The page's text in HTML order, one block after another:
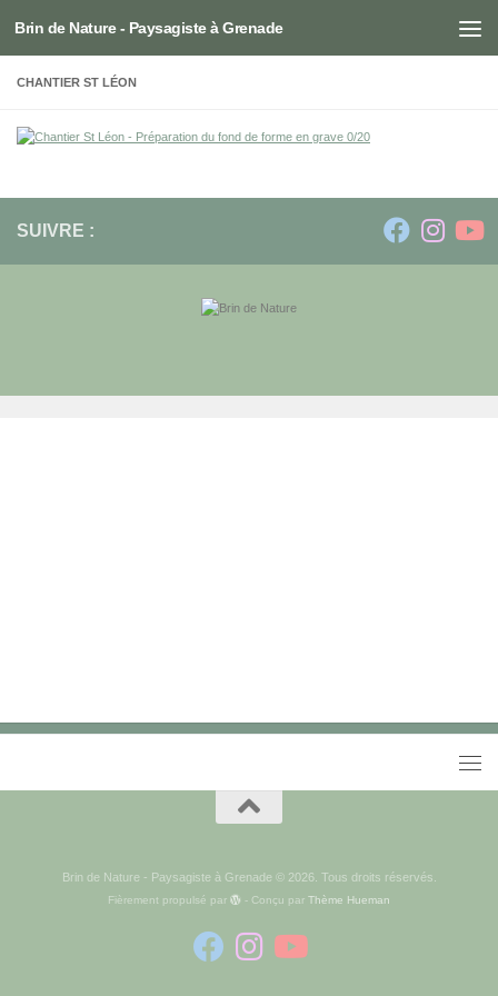
Skip to content
Brin de Nature - Paysagiste à Grenade
CHANTIER ST LÉON
SUIVRE :
Brin de Nature - Paysagiste à Grenade © 2026. Tous droits réservés.
Fièrement propulsé par - Conçu par Thème Hueman